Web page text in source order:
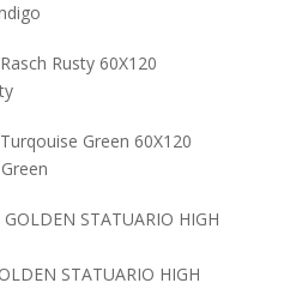
60X120
60X120
STATUARIO HIGH